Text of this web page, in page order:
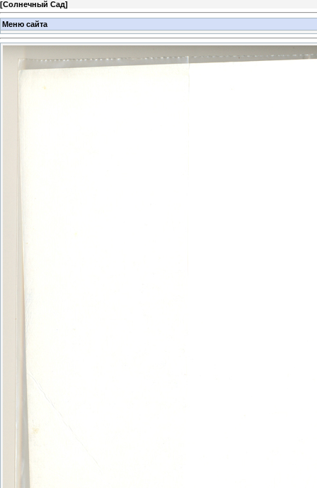
[Солнечный Сад]
Меню сайта